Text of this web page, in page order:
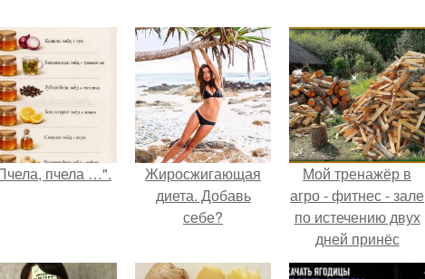
пчела …".
Жиросжигающая
диета. Добавь
себе?
Мой тренажёр в
агро - фитнес - зале
по истечению двух
дней принёс
ощутимый